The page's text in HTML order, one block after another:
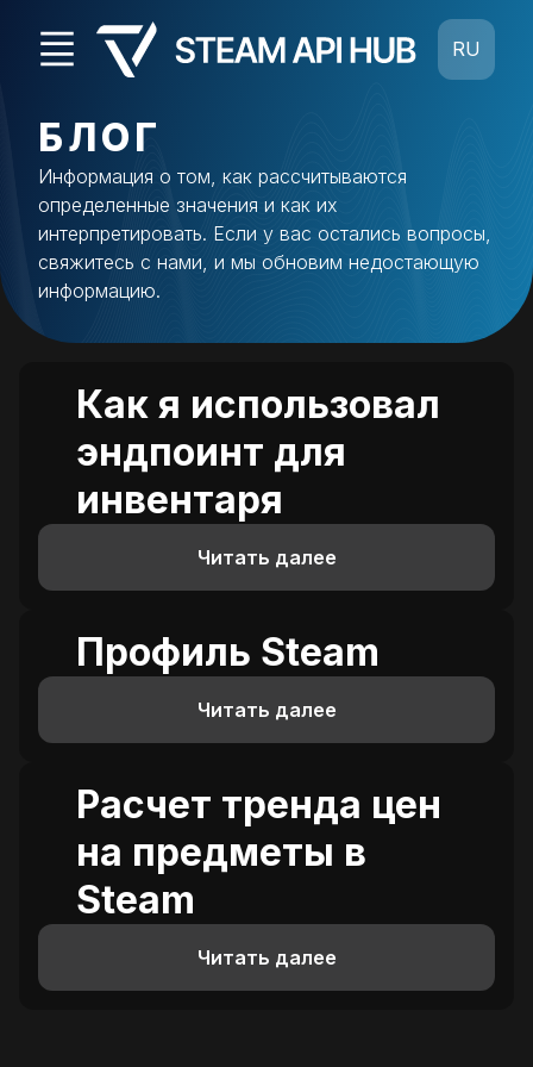
RU
БЛОГ
Информация о том, как рассчитываются
определенные значения и как их
интерпретировать. Если у вас остались вопросы,
свяжитесь с нами, и мы обновим недостающую
информацию.
Как я использовал
эндпоинт для
инвентаря
Читать далее
Профиль Steam
Читать далее
Расчет тренда цен
на предметы в
Steam
Читать далее